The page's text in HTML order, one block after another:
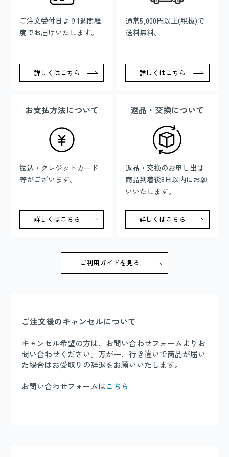
ご注文受付日より1週間程
度でお届けいたします。
詳しくはこちら
通常5,000円以上(税抜)で
送料無料。
詳しくはこちら
お支払方法について
振込・クレジットカード
等がございます。
詳しくはこちら
返品・交換について
返品・交換のお申し出は
商品到着後8日以内にお願
いいたします。
詳しくはこちら
ご利用ガイドを見る
ご注文後のキャンセルについて
キャンセル希望の方は、お問い合わせフォームよりお
問い合わせください。万が一、行き違いで商品が届い
た場合はお受取りの辞退をお願いいたします。
お問い合わせフォームはこちら